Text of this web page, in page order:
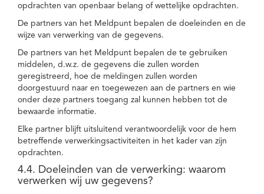
opdrachten van openbaar belang of wettelijke opdrachten.
De partners van het Meldpunt bepalen de doeleinden en de
wijze van verwerking van de gegevens.
De partners van het Meldpunt bepalen de te gebruiken
middelen, d.w.z. de gegevens die zullen worden
geregistreerd, hoe de meldingen zullen worden
doorgestuurd naar en toegewezen aan de partners en wie
onder deze partners toegang zal kunnen hebben tot de
bewaarde informatie.
Elke partner blijft uitsluitend verantwoordelijk voor de hem
betreffende verwerkingsactiviteiten in het kader van zijn
opdrachten.
4.4. Doeleinden van de verwerking: waarom
verwerken wij uw gegevens?